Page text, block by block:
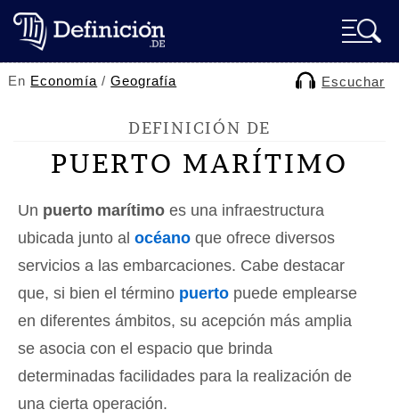
En Economía /Geografía Escuchar
DEFINICIÓN DE
PUERTO MARÍTIMO
Un puerto marítimo es una infraestructura
ubicada junto al océano que ofrece diversos
servicios a las embarcaciones. Cabe destacar
que, si bien el término puerto puede emplearse
en diferentes ámbitos, su acepción más amplia
se asocia con el espacio que brinda
determinadas facilidades para la realización de
una cierta operación.